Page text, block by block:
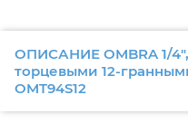
ОПИСАНИЕ OMBRA 1/
торцевыми 12-
OMT94S12